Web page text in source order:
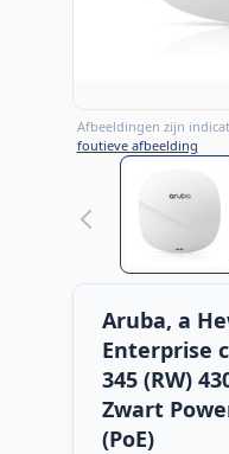
Afbeeldingen zijn
foutieve afbeelding
Aruba, a
Enterprise
345 (RW)
Zwart
(PoE)